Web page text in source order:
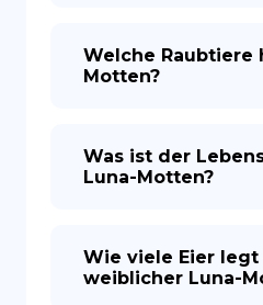
Welche Raubtiere
Motten?
Was ist der
Luna-Motten?
Wie viele Eier legt
weiblicher Luna-